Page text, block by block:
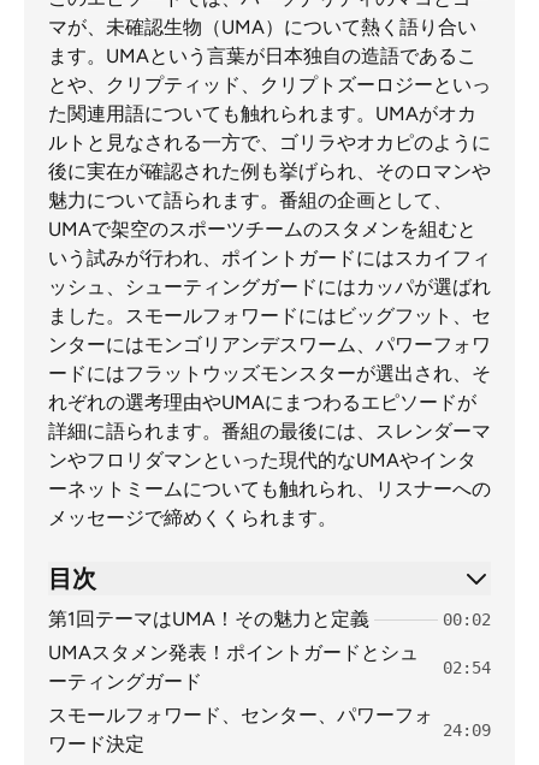
マが、未確認生物（UMA）について熱く語り合い
ます。UMAという言葉が日本独自の造語であるこ
とや、クリプティッド、クリプトズーロジーといっ
た関連用語についても触れられます。UMAがオカ
ルトと見なされる一方で、ゴリラやオカピのように
後に実在が確認された例も挙げられ、そのロマンや
魅力について語られます。番組の企画として、
UMAで架空のスポーツチームのスタメンを組むと
いう試みが行われ、ポイントガードにはスカイフィ
ッシュ、シューティングガードにはカッパが選ばれ
ました。スモールフォワードにはビッグフット、セ
ンターにはモンゴリアンデスワーム、パワーフォワ
ードにはフラットウッズモンスターが選出され、そ
れぞれの選考理由やUMAにまつわるエピソードが
詳細に語られます。番組の最後には、スレンダーマ
ンやフロリダマンといった現代的なUMAやインタ
ーネットミームについても触れられ、リスナーへの
メッセージで締めくくられます。
目次
第1回テーマはUMA！その魅力と定義 00:02
UMAスタメン発表！ポイントガードとシュ
ーティングガード
02:54
スモールフォワード、センター、パワーフォ
ワード決定
24:09